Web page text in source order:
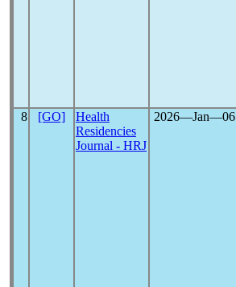
8 [GO]
Health
Residencies
Journal - HRJ
2026―Jan―06